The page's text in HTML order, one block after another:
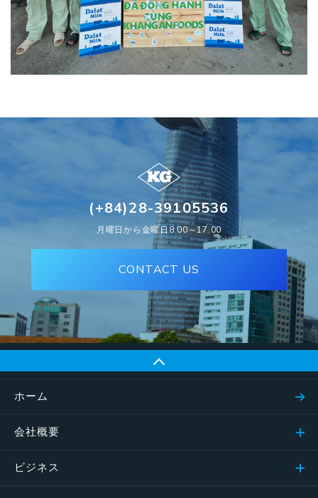
(+84)28-39105536
月曜日から金曜日8:00～17:00
CONTACT US
ホーム
会社概要
ビジネス